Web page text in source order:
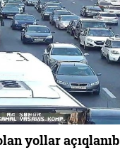
yollar açıqlanıb